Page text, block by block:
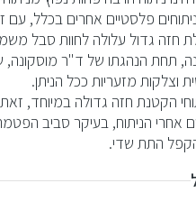
פלסטיים אחרים בכלל, עם
גדול עלולה לחוות סבל
תחת הנהגתו של ד"ר
וצלקות מזעריות ככל הניתן.
הקטנת חזה גדולה במיוחד,
אחרי הניתוח, בעיקר סביב
הקפל התת שדי.